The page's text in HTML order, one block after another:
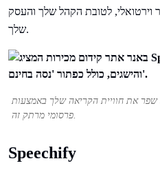
וירטואלי, לטובת הקהל שלך והעסק
שלך.
שפר את חוויית הקריאה שלך באמצעות Speechify, כפי שמודגם בבאנר
פרסומי מרתק זה.
Speechify